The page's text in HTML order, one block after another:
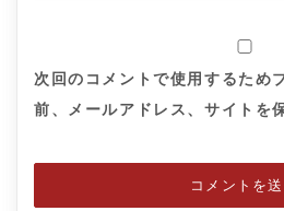
次回のコメントで使用するため
前、メールアドレス、サイトを